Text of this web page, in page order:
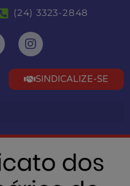
(24) 3323-2848
SINDICALIZE-SE